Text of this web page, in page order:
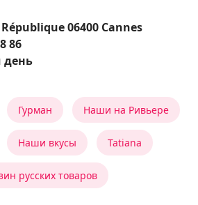
06400 Cannes
86
Гурман Наши на Ривьере
Наши вкусы Tatiana
русских товаров